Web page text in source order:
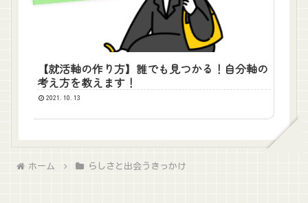
【就活軸の作り方】誰でも見つかる！自分軸の
考え方を教えます！
2021.10.13
ホーム らしさと出会うきっかけ